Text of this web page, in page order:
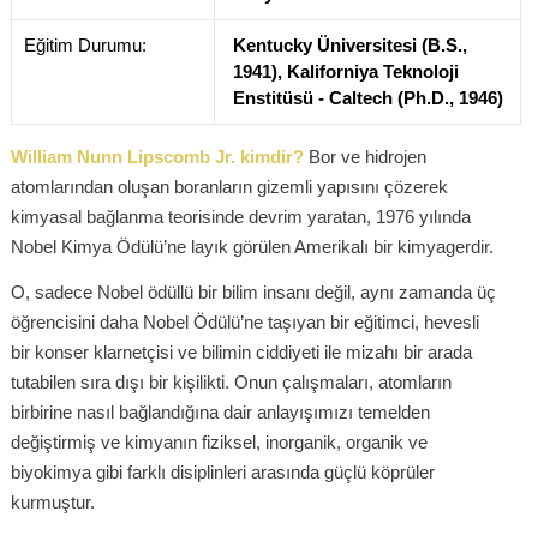
Eğitim Durumu:
Kentucky Üniversitesi (B.S.,
1941), Kaliforniya Teknoloji
Enstitüsü - Caltech (Ph.D., 1946)
William Nunn Lipscomb Jr. kimdir? Bor ve hidrojen
atomlarından oluşan boranların gizemli yapısını çözerek
kimyasal bağlanma teorisinde devrim yaratan, 1976 yılında
Nobel Kimya Ödülü’ne layık görülen Amerikalı bir kimyagerdir.
O, sadece Nobel ödüllü bir bilim insanı değil, aynı zamanda üç
öğrencisini daha Nobel Ödülü’ne taşıyan bir eğitimci, hevesli
bir konser klarnetçisi ve bilimin ciddiyeti ile mizahı bir arada
tutabilen sıra dışı bir kişilikti. Onun çalışmaları, atomların
birbirine nasıl bağlandığına dair anlayışımızı temelden
değiştirmiş ve kimyanın fiziksel, inorganik, organik ve
biyokimya gibi farklı disiplinleri arasında güçlü köprüler
kurmuştur.